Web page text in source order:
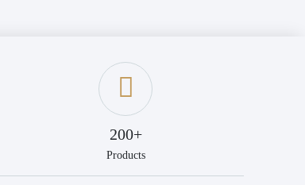
+200
Products